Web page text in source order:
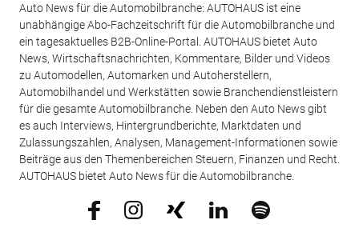
Auto News für die Automobilbranche: AUTOHAUS ist eine
unabhängige Abo-Fachzeitschrift für die Automobilbranche und
ein tagesaktuelles B2B-Online-Portal. AUTOHAUS bietet Auto
News, Wirtschaftsnachrichten, Kommentare, Bilder und Videos
zu Automodellen, Automarken und Autoherstellern,
Automobilhandel und Werkstätten sowie Branchendienstleistern
für die gesamte Automobilbranche. Neben den Auto News gibt
es auch Interviews, Hintergrundberichte, Marktdaten und
Zulassungszahlen, Analysen, Management-Informationen sowie
Beiträge aus den Themenbereichen Steuern, Finanzen und Recht.
AUTOHAUS bietet Auto News für die Automobilbranche.